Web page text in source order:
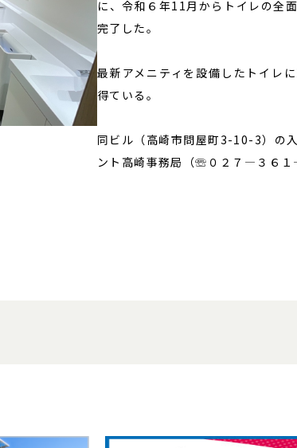
に、令和６年11月からトイレの全
完了した。
最新アメニティを設備したトイレ
得ている。
同ビル（高崎市問屋町3-10-3）の
ント高崎事務局（☏０２７―３６１